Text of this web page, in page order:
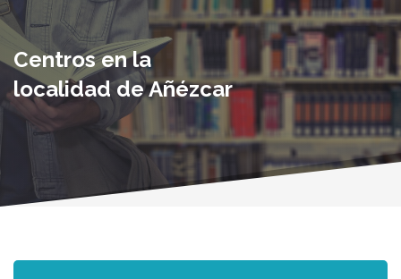
Centros en la
localidad de Añézcar